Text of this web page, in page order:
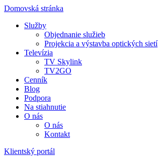
Domovská stránka
Služby
Objednanie služieb
Projekcia a výstavba optických sietí
Televízia
TV Skylink
TV2GO
Cenník
Blog
Podpora
Na stiahnutie
O nás
O nás
Kontakt
Klientský portál